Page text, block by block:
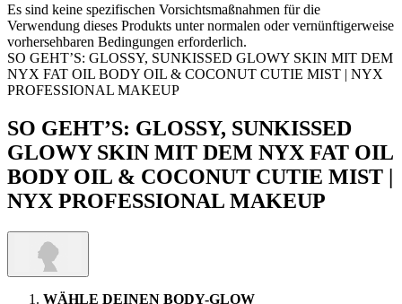
Es sind keine spezifischen Vorsichtsmaßnahmen für die
Verwendung dieses Produkts unter normalen oder vernünftigerweise
vorhersehbaren Bedingungen erforderlich.
SO GEHT’S: GLOSSY, SUNKISSED GLOWY SKIN MIT DEM
NYX FAT OIL BODY OIL & COCONUT CUTIE MIST | NYX
PROFESSIONAL MAKEUP
SO GEHT’S: GLOSSY, SUNKISSED
GLOWY SKIN MIT DEM NYX FAT OIL
BODY OIL & COCONUT CUTIE MIST |
NYX PROFESSIONAL MAKEUP
WÄHLE DEINEN BODY-GLOW